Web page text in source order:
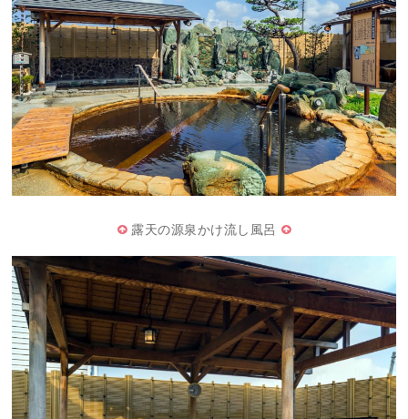
露天の源泉かけ流し風呂